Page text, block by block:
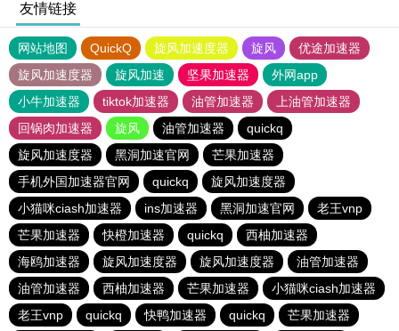
友情链接
网站地图 QuickQ 旋风加速度器 旋风
优途加速器
旋风加速度器
旋风加速 坚果加速器
外网app
小牛加速器
tiktok加速器 油管加速器
上油管加速器
回锅肉加速器
旋风 油管加速器
quickq
旋风加速度器
黑洞加速官网
芒果加速器
手机外国加速器官网
quickq
旋风加速度器
小猫咪ciash加速器
ins加速器 黑洞加速官网
老王vnp
芒果加速器
快橙加速器 quickq
西柚加速器
海鸥加速器
旋风加速度器 旋风加速度器
油管加速器
油管加速器
西柚加速器 芒果加速器
小猫咪ciash加速器
老王vnp
quickq 快鸭加速器 quickq 芒果加速器